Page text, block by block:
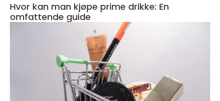
Hvor kan man kjøpe prime drikke: En
omfattende guide